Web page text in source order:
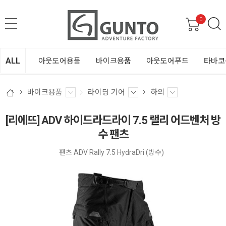
0
ALL 아웃도어용품 바이크용품 아웃도어푸드 타바
바이크용품 라이딩 기어 하의
[리에뜨] ADV 하이드라드라이 7.5 랠리 어드벤처 방
수 팬츠
팬츠 ADV Rally 7.5 HydraDri (방수)